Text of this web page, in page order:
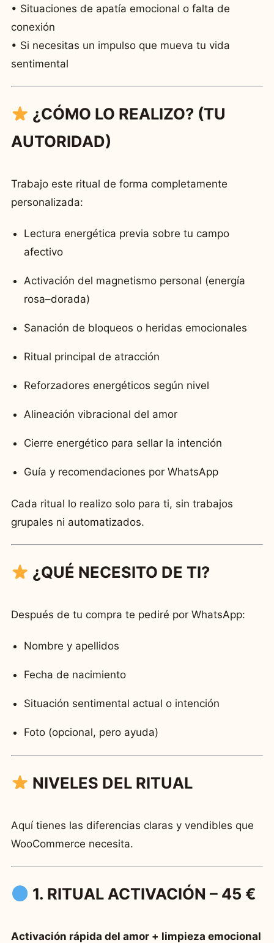
• Situaciones de apatía emocional o falta de
conexión
• Si necesitas un impulso que mueva tu vida
sentimental
¿CÓMO LO REALIZO? (TU
AUTORIDAD)
Trabajo este ritual de forma completamente
personalizada:
Lectura energética previa sobre tu campo
afectivo
Activación del magnetismo personal (energía
rosa–dorada)
Sanación de bloqueos o heridas emocionales
Ritual principal de atracción
Reforzadores energéticos según nivel
Alineación vibracional del amor
Cierre energético para sellar la intención
Guía y recomendaciones por WhatsApp
Cada ritual lo realizo solo para ti, sin trabajos
grupales ni automatizados.
¿QUÉ NECESITO DE TI?
Después de tu compra te pediré por WhatsApp:
Nombre y apellidos
Fecha de nacimiento
Situación sentimental actual o intención
Foto (opcional, pero ayuda)
NIVELES DEL RITUAL
Aquí tienes las diferencias claras y vendibles que
WooCommerce necesita.
1. RITUAL ACTIVACIÓN – 45 €
Activación rápida del amor + limpieza emocional